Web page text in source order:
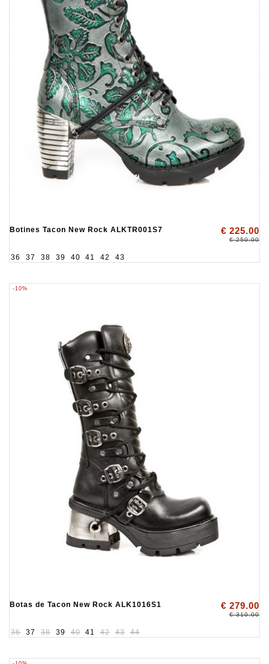
Botines Tacon New Rock ALKTR001S7 € 225.00
€ 250.00
36 37 38 39 40 41 42 43
-10%
Botas de Tacon New Rock ALK1016S1 € 279.00
€ 310.00
36 37 38 39 40 41 42 43 44